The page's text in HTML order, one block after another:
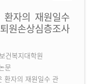
자의 재원일수
원손상심층조사
건복지대학원
문
환자의 재원일수 관